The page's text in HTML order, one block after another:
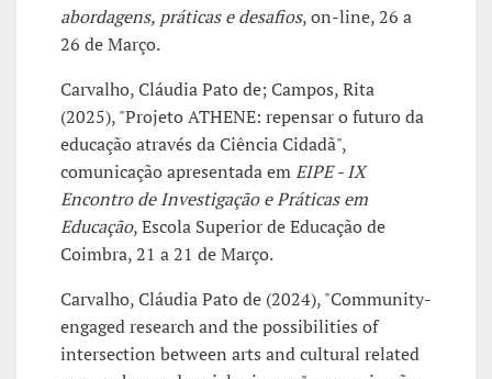
abordagens, práticas e desafios, on-line, 26 a
26 de Março.
Carvalho, Cláudia Pato de; Campos, Rita
(2025), "Projeto ATHENE: repensar o futuro da
educação através da Ciência Cidadã",
comunicação apresentada emEIPE - IX
Encontro de Investigação e Práticas em
Educação, Escola Superior de Educação de
Coimbra, 21 a 21 de Março.
Carvalho, Cláudia Pato de (2024), "Community-
engaged research and the possibilities of
intersection between arts and cultural related